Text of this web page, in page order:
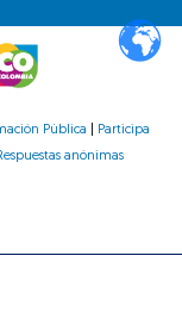
Pública
Participa
anónimas